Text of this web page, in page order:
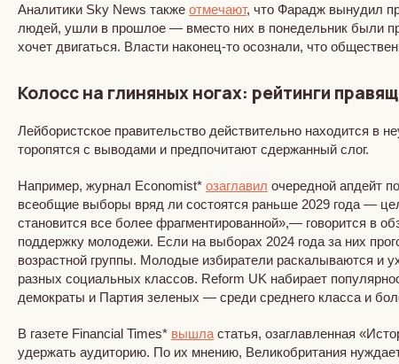
Аналитики Sky News также отмечают, что Фарадж вынудил
людей, ушли в прошлое — вместо них в понедельник были
хочет двигаться. Власти наконец-то осознали, что
Колосс на глиняных ногах: рейтинги
Лейбористское правительство действительно находится в
торопятся с выводами и предпочитают сдержанный слог.
Например, журнал Economist* озаглавил очередной апдейт
всеобщие выборы вряд ли состоятся раньше 2029 года —
становится все более фрагментированной»,— говорится в
поддержку молодежи. Если на выборах 2024 года за них
возрастной группы. Молодые избиратели раскалываются и
разных социальных классов. Reform UK набирает
демократы и Партия зеленых — среди среднего класса и
В газете Financial Times* вышла статья, озаглавленная
удержать аудиторию. По их мнению, Великобритания